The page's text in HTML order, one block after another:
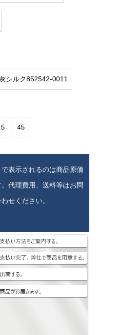
シルク852542-0011
45
で表示されるのは商品原価
。代理費用、送料等はお問
せください。